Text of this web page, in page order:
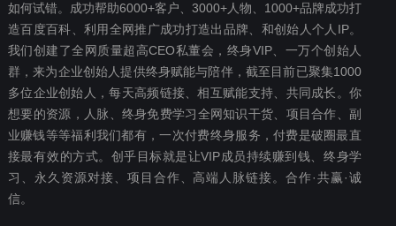
如何试错。成功帮助6000+客户、3000+人物、1000+品牌成功打
造百度百科、利用全网推广成功打造出品牌、和创始人个人IP。
我们创建了全网质量超高CEO私董会，终身VIP、一万个创始人
群，来为企业创始人提供终身赋能与陪伴，截至目前已聚集1000
多位企业创始人，每天高频链接、相互赋能支持、共同成长。你
想要‬的资源，人脉、终身免费学习全网知识干货、项目合作、副
业赚钱等等福利我们都‬有，一次付费终‬身服务，付费是破圈最‬直
接最有效‬的方式。创乎目标就是让VIP成员持续赚到钱、终身学
习、永久资源对接、项目合作、高端人脉链接。合作·共赢·诚
信。